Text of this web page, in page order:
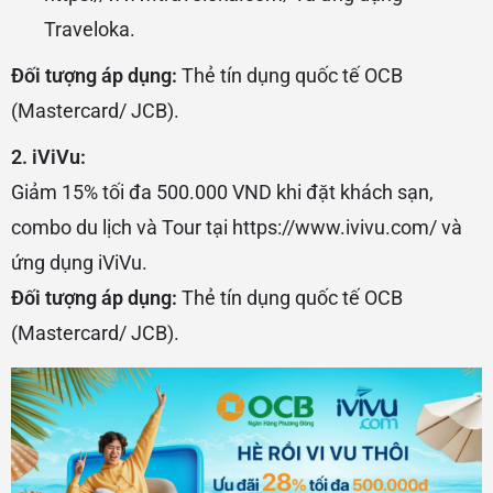
Traveloka.
Đối tượng áp dụng: Thẻ tín dụng quốc tế OCB
(Mastercard/ JCB).
2. iViVu:
Giảm 15% tối đa 500.000 VND khi đặt khách sạn,
combo du lịch và Tour tại https://www.ivivu.com/ và
ứng dụng iViVu.
Đối tượng áp dụng: Thẻ tín dụng quốc tế OCB
(Mastercard/ JCB).